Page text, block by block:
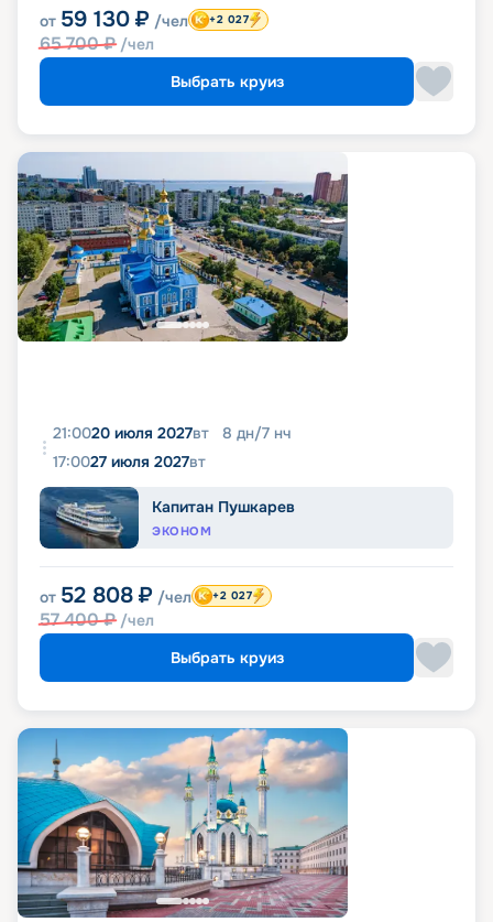
от 59 130 ₽ /чел
65 700₽ /чел
+2 027
Выбрать круиз
21:0020 июля 2027вт 8 дн/7 нч
17:0027 июля 2027вт
Капитан Пушкарев
ЭКОНОМ
от 52 808 ₽ /чел
57 400₽ /чел
+2 027
Выбрать круиз